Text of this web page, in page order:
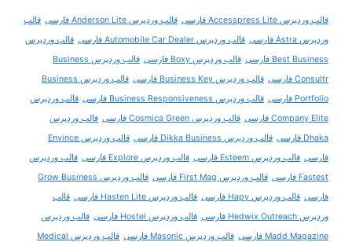
قالب وردپرس Accesspress Lite فارسی قالب وردپرس Anderson Lite فارسی
قالب
وردپرس Astra فارسی
قالب وردپرس Automobile Car Dealer فارسی
قالب وردپرس
Best Business فارسی
قالب وردپرس Boxy فارسی
قالب وردپرس Business
Consultr فارسی
قالب وردپرس Business Key فارسی
قالب وردپرس Business
Portfolio فارسی
قالب وردپرس Business Responsiveness فارسی
قالب وردپرس
Company Elite فارسی
قالب وردپرس Cosmica Green فارسی
قالب وردپرس
Dhaka فارسی
قالب وردپرس Dikka Business فارسی
قالب وردپرس Envince
فارسی قالب وردپرس Esteem فارسی قالب وردپرس Explore فارسی
قالب وردپرس
Fastest فارسی
قالب وردپرس First Mag فارسی
قالب وردپرس Grow Business
فارسی قالب وردپرس Hapy فارسی قالب وردپرس Hasten Lite فارسی
قالب
وردپرس Hedwix Outreach فارسی
قالب وردپرس Hostel فارسی
قالب وردپرس
Madd Magazine فارسی
قالب وردپرس Masonic فارسی
قالب وردپرس Medical